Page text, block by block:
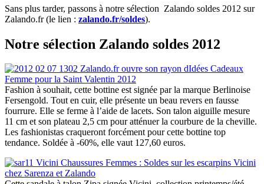
Sans plus tarder, passons à notre sélection Zalando soldes 2012 sur
Zalando.fr (le lien : zalando.fr/soldes).
Notre sélection Zalando soldes 2012
Fashion à souhait, cette bottine est signée par la marque Berlinoise
Fersengold. Tout en cuir, elle présente un beau revers en fausse
fourrure. Elle se ferme à l’aide de lacets. Son talon aiguille mesure
11 cm et son plateau 2,5 cm pour atténuer la courbure de la cheville.
Les fashionistas craqueront forcément pour cette bottine top
tendance. Soldée à -60%, elle vaut 127,60 euros.